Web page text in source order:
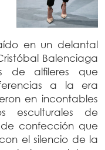
en un delantal
Balenciaga
de alfileres que
a la era
en incontables
esculturales de
confección que
el silencio de la